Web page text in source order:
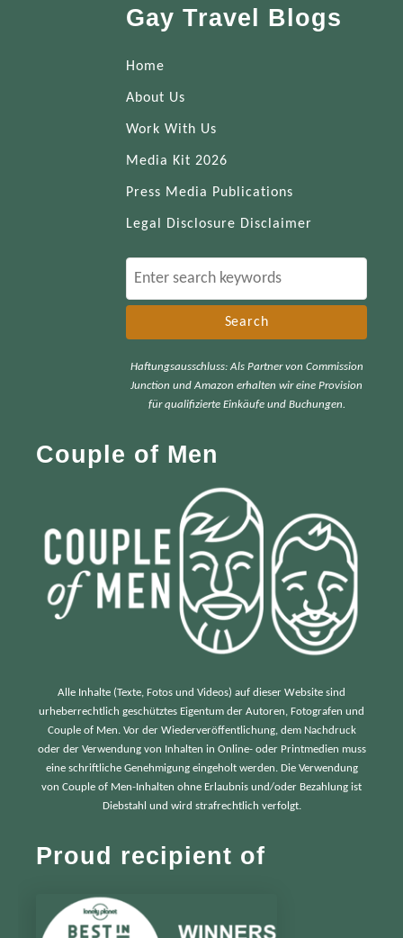
Gay Travel Blogs
Home
About Us
Work With Us
Media Kit 2026
Press Media Publications
Legal Disclosure Disclaimer
e
cHaftungsausschluss: Als Partner von Commission
Junction und Amazon erhalten wir eine Provision
für qualifizierte Einkäufe und Buchungen.
Couple of Men
Alle Inhalte (Texte, Fotos und Videos) auf dieser Website sind
urheberrechtlich geschütztes Eigentum der Autoren, Fotografen und
Couple of Men. Vor der Wiederveröffentlichung, dem Nachdruck
oder der Verwendung von Inhalten in Online- oder Printmedien muss
eine schriftliche Genehmigung eingeholt werden. Die Verwendung
von Couple of Men-Inhalten ohne Erlaubnis und/oder Bezahlung ist
Diebstahl und wird strafrechtlich verfolgt.
Proud recipient of